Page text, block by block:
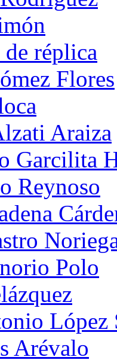
réplica
Flores
Araiza
Garcilita
Reynoso
Polo
López
Arévalo